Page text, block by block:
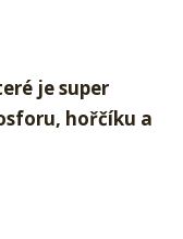
je super
hořčíku a